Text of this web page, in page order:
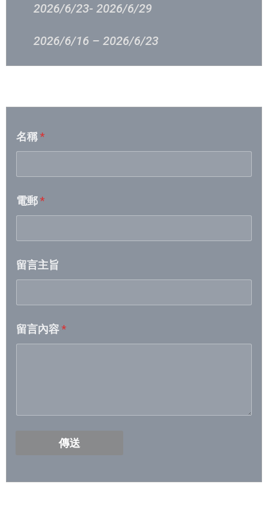
2026/6/23- 2026/6/29
2026/6/16 – 2026/6/23
2026/6/2 – 2026/6/8
2026/5/26 – 2026/6/1
2026/5/12- 2026/5/18
2026/4/28- 2026/5/4
2026/4/14 – 2026/4/20
名稱*
電郵*
留言主旨
留言內容*
傳送